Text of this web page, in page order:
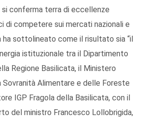
conferma terra di eccellenze
di competere sui mercati nazionali e
ha sottolineato come il risultato sia “il
istituzionale tra il Dipartimento
Regione Basilicata, il Ministero
Sovranità Alimentare e delle Foreste
IGP Fragola della Basilicata, con il
del ministro Francesco Lollobrigida,